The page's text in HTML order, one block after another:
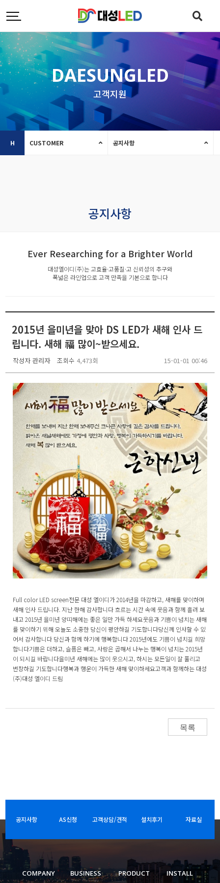
DAESUNGLED
고객지원
H CUSTOMER 공지사항
공지사항
Ever Researching for a Brighter World
대성엘이디(주)는 고효율·고품질·고 신뢰성의 추구와
폭넓은 라인업으로 고객 만족을 기본으로 합니다
2015년 을미년을 맞아 DS LED가 새해 인사 드
립니다. 새해 福 많이~받으세요.
작성자 관리자 조회수 4,473회 15-01-01 00:46
Full color LED screen전문 대성 엘이디가 2014년을 마감하고, 새해를 맞이하며
새해 인사 드립니다. 지난 한해 감사합니다 흐르는 시간 속에 웃음과 함께 흘려 보
내고 2015년 을미년 양띠해에는 좋은 일만 가득 하세요 ​ 웃음과 기쁨이 넘치는 새해
를 맞이하기 위해 오늘도 소중한 당신이 평안하길 기도합니다 ​ 당신께 인사할 수 있
어서 감사합니다 당신과 함께 하기에 행복합니다 2015년에도 기쁨이 넘치길 희망
합니다 ​ 기쁨은 더하고, 슬픔은 빼고, 사랑은 곱해서 나누는 행복이 넘치는 2015년
이 되시길 바랍니다 ​ 을미년 새해에는 많이 웃으시고, 하시는 모든일이 잘 풀리고
번창하길 기도합니다 ​ 행복과 행운이 가득한 새해 맞이하세요 ​ 고객과 함께하는 대성
(주)대성 엘이디 드림
목록
공지사항 AS신청 고객상담/견적 설치후기 자료실
COMPANY BUSINESS PRODUCT INSTALL